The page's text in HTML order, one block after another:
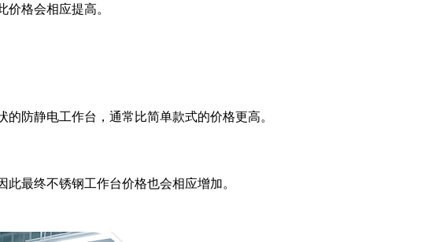
格会相应提高。
防静电工作台，通常比简单款式的价格更高。
最终不锈钢工作台价格也会相应增加。